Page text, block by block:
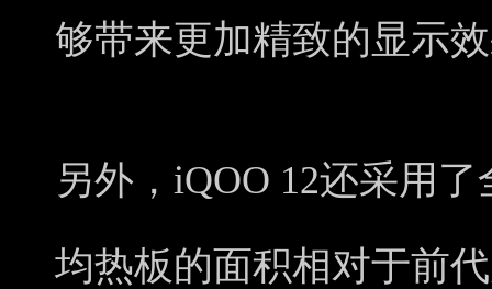
够带来更加精致的显示
另外，iQOO 12还采用
均热板的面积相对于前